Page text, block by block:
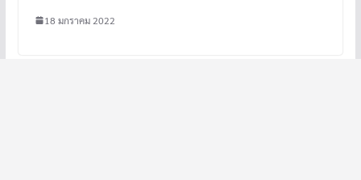
18 มกราคม 2022